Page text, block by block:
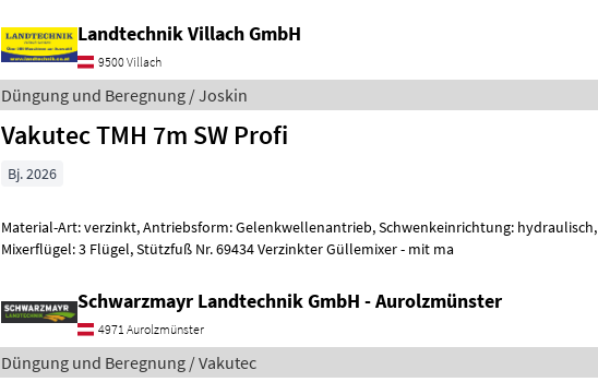
Landtechnik Villach GmbH
9500 Villach
Düngung und Beregnung / Joskin
Vakutec TMH 7m SW Profi
Bj. 2026
Material-Art: verzinkt, Antriebsform: Gelenkwellenantrieb, Schwenkeinrichtung: hydraulisch,
Mixerflügel: 3 Flügel, Stützfuß Nr. 69434 Verzinkter Güllemixer - mit ma
Schwarzmayr Landtechnik GmbH - Aurolzmünster
4971 Aurolzmünster
Düngung und Beregnung / Vakutec